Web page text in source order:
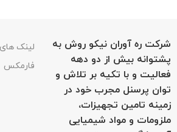
شرکت ره آوران نیکو روش به
پشتوانه بیش از دو دهه
فعالیت و با تکیه بر تلاش و
توان پرسنل مجرب خود در
زمینه تامین تجهیزات،
ملزومات و مواد شیمیایی
لینک
فارمکس